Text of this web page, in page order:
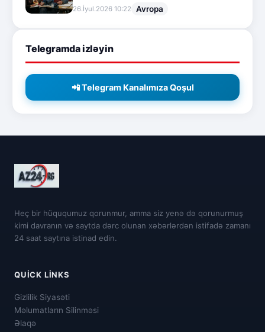
26.İyul.2026 10:22 Avropa
Telegramda izləyin
📲 Telegram Kanalımıza Qoşul
Heç bir hüququmuz qorunmur, amma siz yenə də qorunurmuş
kimi davranın və saytda dərc olunan xəbərlərdən istifadə zamanı
24 saat saytına istinad edin.
QUICK LINKS
Gizlilik Siyasəti
Məlumatların Silinməsi
Əlaqə